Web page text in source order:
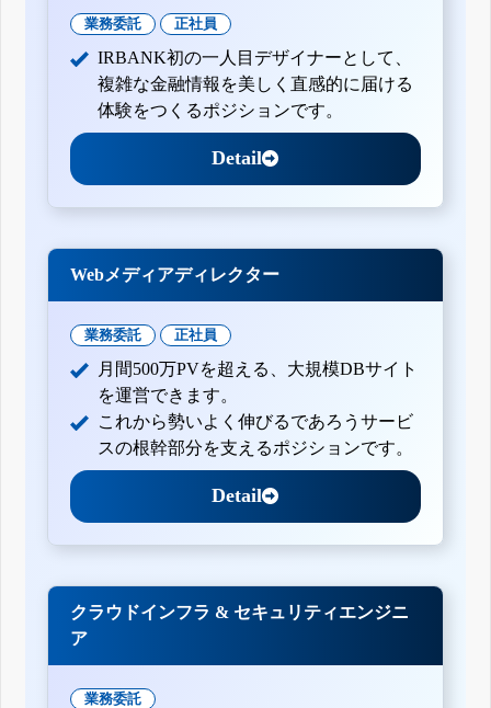
業務委託 正社員
IRBANK初の一人目デザイナーとして、
複雑な金融情報を美しく直感的に届ける
体験をつくるポジションです。
Detail
Webメディアディレクター
業務委託 正社員
月間500万PVを超える、大規模DBサイト
を運営できます。
これから勢いよく伸びるであろうサービ
スの根幹部分を支えるポジションです。
Detail
クラウドインフラ & セキュリティエンジニ
ア
業務委託